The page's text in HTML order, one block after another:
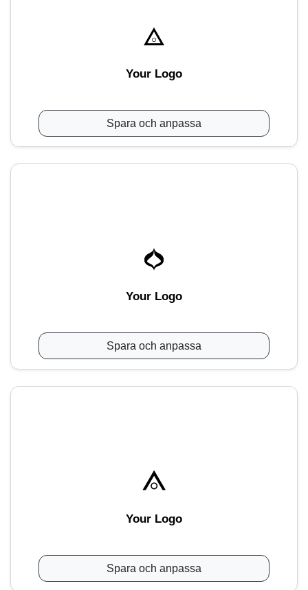
Your Logo
Spara och anpassa
Your Logo
Spara och anpassa
Your Logo
Spara och anpassa